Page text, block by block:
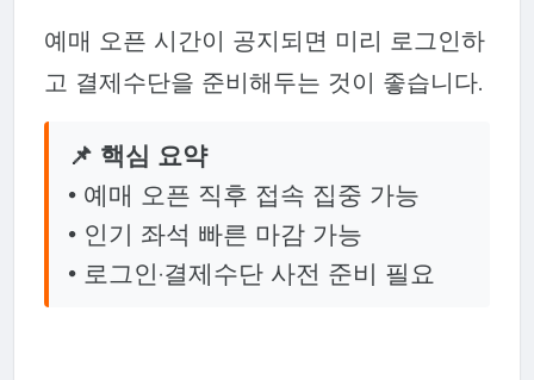
예매 오픈 시간이 공지되면 미리 로그인하
고 결제수단을 준비해두는 것이 좋습니다.
📌 핵심 요약
• 예매 오픈 직후 접속 집중 가능
• 인기 좌석 빠른 마감 가능
• 로그인·결제수단 사전 준비 필요